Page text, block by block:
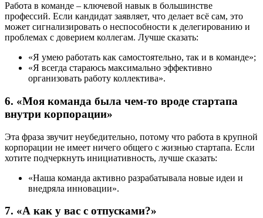
Работа в команде – ключевой навык в большинстве
профессий. Если кандидат заявляет, что делает всё сам, это
может сигнализировать о неспособности к делегированию и
проблемах с доверием коллегам. Лучше сказать:
«Я умею работать как самостоятельно, так и в команде»;
«Я всегда стараюсь максимально эффективно
организовать работу коллектива».
6. «Моя команда была чем-то вроде стартапа
внутри корпорации»
Эта фраза звучит неубедительно, потому что работа в крупной
корпорации не имеет ничего общего с жизнью стартапа. Если
хотите подчеркнуть инициативность, лучше сказать:
«Наша команда активно разрабатывала новые идеи и
внедряла инновации».
7. «А как у вас с отпусками?»